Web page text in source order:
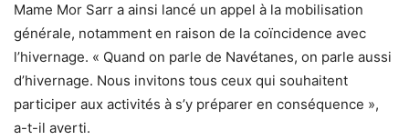
Mame Mor Sarr a ainsi lancé un appel à la mobilisation
générale, notamment en raison de la coïncidence avec
l’hivernage. « Quand on parle de Navétanes, on parle aussi
d’hivernage. Nous invitons tous ceux qui souhaitent
participer aux activités à s’y préparer en conséquence »,
a-t-il averti.